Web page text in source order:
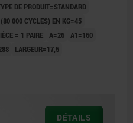
DE PRODUIT=STANDARD
(80 000 CYCLES) EN KG=45
= 1 PAIRE A=26 A1=160
LARGEUR=17,5
DÉTAILS